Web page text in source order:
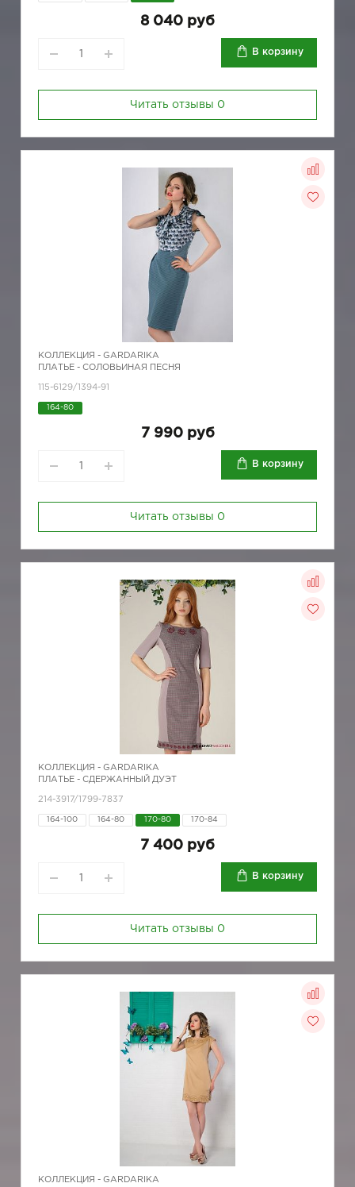
8 040 руб
В корзину
Читать отзывы 0
КОЛЛЕКЦИЯ - GARDARIKA
ПЛАТЬЕ - СОЛОВЬИНАЯ ПЕСНЯ
115-6129/1394-91
164-80
7 990 руб
В корзину
Читать отзывы 0
КОЛЛЕКЦИЯ - GARDARIKA
ПЛАТЬЕ - СДЕРЖАННЫЙ ДУЭТ
214-3917/1799-7837
164-100 164-80 170-80 170-84
7 400 руб
В корзину
Читать отзывы 0
КОЛЛЕКЦИЯ - GARDARIKA